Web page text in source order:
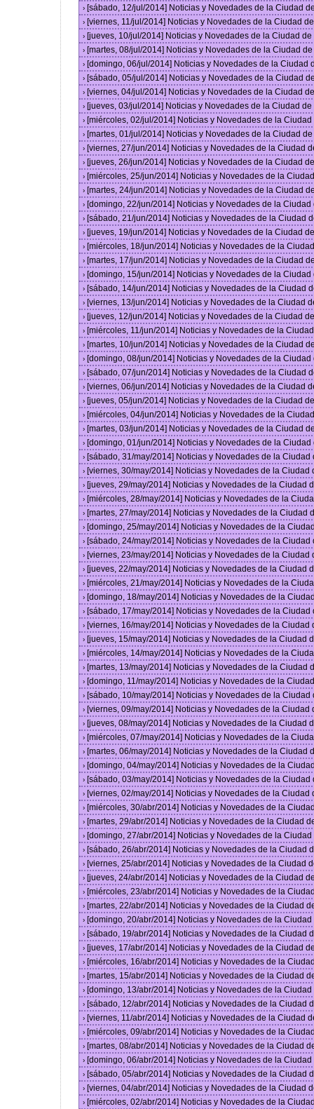
› [sábado, 12/jul/2014] Noticias y Novedades de la Ciudad
› [viernes, 11/jul/2014] Noticias y Novedades de la Ciudad
› [jueves, 10/jul/2014] Noticias y Novedades de la Ciudad
› [martes, 08/jul/2014] Noticias y Novedades de la Ciudad
› [domingo, 06/jul/2014] Noticias y Novedades de la Ciudad
› [sábado, 05/jul/2014] Noticias y Novedades de la Ciudad
› [viernes, 04/jul/2014] Noticias y Novedades de la Ciudad
› [jueves, 03/jul/2014] Noticias y Novedades de la Ciudad
› [miércoles, 02/jul/2014] Noticias y Novedades de la
› [martes, 01/jul/2014] Noticias y Novedades de la Ciudad
› [viernes, 27/jun/2014] Noticias y Novedades de la Ciudad
› [jueves, 26/jun/2014] Noticias y Novedades de la Ciudad
› [miércoles, 25/jun/2014] Noticias y Novedades de la
› [martes, 24/jun/2014] Noticias y Novedades de la Ciudad
› [domingo, 22/jun/2014] Noticias y Novedades de la
› [sábado, 21/jun/2014] Noticias y Novedades de la Ciudad
› [jueves, 19/jun/2014] Noticias y Novedades de la Ciudad
› [miércoles, 18/jun/2014] Noticias y Novedades de la
› [martes, 17/jun/2014] Noticias y Novedades de la Ciudad
› [domingo, 15/jun/2014] Noticias y Novedades de la
› [sábado, 14/jun/2014] Noticias y Novedades de la Ciudad
› [viernes, 13/jun/2014] Noticias y Novedades de la Ciudad
› [jueves, 12/jun/2014] Noticias y Novedades de la Ciudad
› [miércoles, 11/jun/2014] Noticias y Novedades de la
› [martes, 10/jun/2014] Noticias y Novedades de la Ciudad
› [domingo, 08/jun/2014] Noticias y Novedades de la
› [sábado, 07/jun/2014] Noticias y Novedades de la Ciudad
› [viernes, 06/jun/2014] Noticias y Novedades de la Ciudad
› [jueves, 05/jun/2014] Noticias y Novedades de la Ciudad
› [miércoles, 04/jun/2014] Noticias y Novedades de la
› [martes, 03/jun/2014] Noticias y Novedades de la Ciudad
› [domingo, 01/jun/2014] Noticias y Novedades de la
› [sábado, 31/may/2014] Noticias y Novedades de la
› [viernes, 30/may/2014] Noticias y Novedades de la
› [jueves, 29/may/2014] Noticias y Novedades de la Ciudad
› [miércoles, 28/may/2014] Noticias y Novedades de la
› [martes, 27/may/2014] Noticias y Novedades de la Ciudad
› [domingo, 25/may/2014] Noticias y Novedades de la
› [sábado, 24/may/2014] Noticias y Novedades de la
› [viernes, 23/may/2014] Noticias y Novedades de la
› [jueves, 22/may/2014] Noticias y Novedades de la Ciudad
› [miércoles, 21/may/2014] Noticias y Novedades de la
› [domingo, 18/may/2014] Noticias y Novedades de la
› [sábado, 17/may/2014] Noticias y Novedades de la
› [viernes, 16/may/2014] Noticias y Novedades de la
› [jueves, 15/may/2014] Noticias y Novedades de la Ciudad
› [miércoles, 14/may/2014] Noticias y Novedades de la
› [martes, 13/may/2014] Noticias y Novedades de la Ciudad
› [domingo, 11/may/2014] Noticias y Novedades de la
› [sábado, 10/may/2014] Noticias y Novedades de la
› [viernes, 09/may/2014] Noticias y Novedades de la
› [jueves, 08/may/2014] Noticias y Novedades de la Ciudad
› [miércoles, 07/may/2014] Noticias y Novedades de la
› [martes, 06/may/2014] Noticias y Novedades de la Ciudad
› [domingo, 04/may/2014] Noticias y Novedades de la
› [sábado, 03/may/2014] Noticias y Novedades de la
› [viernes, 02/may/2014] Noticias y Novedades de la
› [miércoles, 30/abr/2014] Noticias y Novedades de la
› [martes, 29/abr/2014] Noticias y Novedades de la Ciudad
› [domingo, 27/abr/2014] Noticias y Novedades de la
› [sábado, 26/abr/2014] Noticias y Novedades de la Ciudad
› [viernes, 25/abr/2014] Noticias y Novedades de la Ciudad
› [jueves, 24/abr/2014] Noticias y Novedades de la Ciudad
› [miércoles, 23/abr/2014] Noticias y Novedades de la
› [martes, 22/abr/2014] Noticias y Novedades de la Ciudad
› [domingo, 20/abr/2014] Noticias y Novedades de la
› [sábado, 19/abr/2014] Noticias y Novedades de la Ciudad
› [jueves, 17/abr/2014] Noticias y Novedades de la Ciudad
› [miércoles, 16/abr/2014] Noticias y Novedades de la
› [martes, 15/abr/2014] Noticias y Novedades de la Ciudad
› [domingo, 13/abr/2014] Noticias y Novedades de la
› [sábado, 12/abr/2014] Noticias y Novedades de la Ciudad
› [viernes, 11/abr/2014] Noticias y Novedades de la Ciudad
› [miércoles, 09/abr/2014] Noticias y Novedades de la
› [martes, 08/abr/2014] Noticias y Novedades de la Ciudad
› [domingo, 06/abr/2014] Noticias y Novedades de la
› [sábado, 05/abr/2014] Noticias y Novedades de la Ciudad
› [viernes, 04/abr/2014] Noticias y Novedades de la Ciudad
› [miércoles, 02/abr/2014] Noticias y Novedades de la